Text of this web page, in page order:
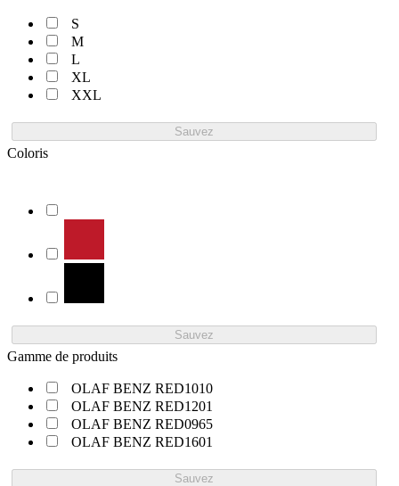
S
M
L
XL
XXL
Sauvez
Coloris
Sauvez
Gamme de produits
OLAF BENZ RED1010
OLAF BENZ RED1201
OLAF BENZ RED0965
OLAF BENZ RED1601
Sauvez